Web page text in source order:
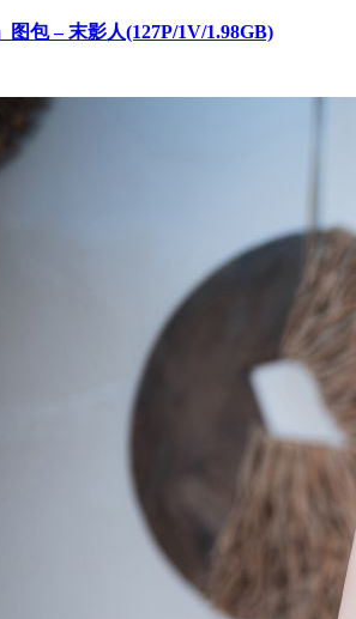
图包 – 末影人(127P/1V/1.98GB)